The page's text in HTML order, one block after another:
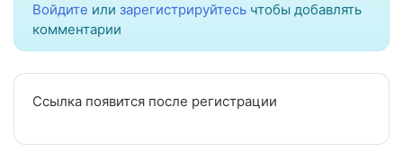
Войдите или зарегистрируйтесь чтобы добавлять
комментарии
Ссылка появится после регистрации